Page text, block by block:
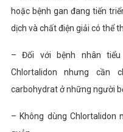
hoặc bệnh gan đang tiến
dịch và chất điện giải có thể
– Đối với bệnh nhân
Chlortalidon nhưng cần
carbohydrat ở những người
– Không dùng Chlortalidon